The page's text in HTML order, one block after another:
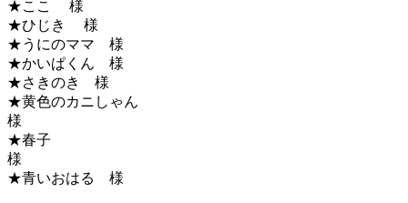
★ここ 様
★ひじき 様
★うにのママ 様
★かいぱくん 様
★さきのき 様
★黄色のカニしゃん
★春子
★青いおはる 様